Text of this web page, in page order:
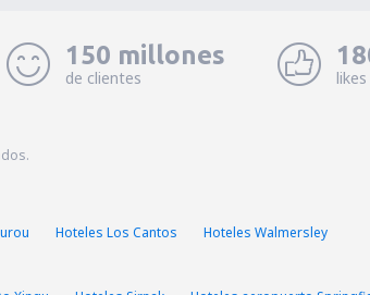
150 millones
de clientes likes
Hoteles Los Cantos
Hoteles Walmersley